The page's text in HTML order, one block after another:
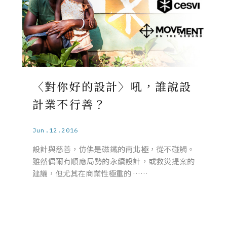
〈對你好的設計〉吼，誰說設
計業不行善？
Jun.12.2016
設計與慈善，仿佛是磁鐵的南北極，從不碰觸。
雖然偶爾有順應局勢的永續設計，或救災提案的
建議，但尤其在商業性極重的 ……